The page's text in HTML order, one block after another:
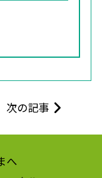
次の記事
へ